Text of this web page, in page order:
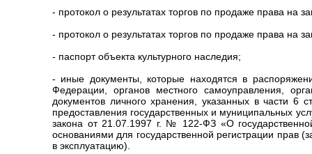
- протокол о результатах торгов по продаже права на
- протокол о результатах торгов по продаже права на
- паспорт объекта культурного наследия;
- иные документы, которые находятся в
Федерации, органов местного самоуправления,
документов личного хранения, указанных в части
предоставления государственных и муниципальных
закона от 21.07.1997 г. № 122-ФЗ «О
основаниями для государственной регистрации прав
в эксплуатацию).